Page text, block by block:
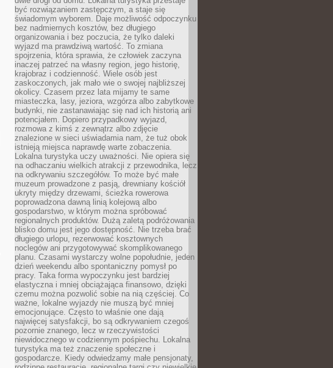
być rozwiązaniem zastępczym, a staje się
świadomym wyborem. Daje możliwość odpoczynku
bez nadmiernych kosztów, bez długiego
organizowania i bez poczucia, że tylko daleki
wyjazd ma prawdziwą wartość. To zmiana
spojrzenia, która sprawia, że człowiek zaczyna
inaczej patrzeć na własny region, jego historię,
krajobraz i codzienność. Wiele osób jest
zaskoczonych, jak mało wie o swojej najbliższej
okolicy. Czasem przez lata mijamy te same
miasteczka, lasy, jeziora, wzgórza albo zabytkowe
budynki, nie zastanawiając się nad ich historią ani
potencjałem. Dopiero przypadkowy wyjazd,
rozmowa z kimś z zewnątrz albo zdjęcie
znalezione w sieci uświadamia nam, że tuż obok
istnieją miejsca naprawdę warte zobaczenia.
Lokalna turystyka uczy uważności. Nie opiera się
na odhaczaniu wielkich atrakcji z przewodnika, lecz
na odkrywaniu szczegółów. To może być małe
muzeum prowadzone z pasją, drewniany kościół
ukryty między drzewami, ścieżka rowerowa
poprowadzona dawną linią kolejową albo
gospodarstwo, w którym można spróbować
regionalnych produktów. Dużą zaletą podróżowania
blisko domu jest jego dostępność. Nie trzeba brać
długiego urlopu, rezerwować kosztownych
noclegów ani przygotowywać skomplikowanego
planu. Czasami wystarczy wolne popołudnie, jeden
dzień weekendu albo spontaniczny pomysł po
pracy. Taka forma wypoczynku jest bardziej
elastyczna i mniej obciążająca finansowo, dzięki
czemu można pozwolić sobie na nią częściej. Co
ważne, lokalne wyjazdy nie muszą być mniej
emocjonujące. Często to właśnie one dają
najwięcej satysfakcji, bo są odkrywaniem czegoś
pozornie znanego, lecz w rzeczywistości
niewidocznego w codziennym pośpiechu. Lokalna
turystyka ma też znaczenie społeczne i
gospodarcze. Kiedy odwiedzamy małe pensjonaty,